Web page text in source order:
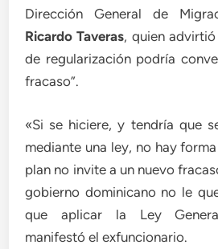
Dirección General de
Ricardo Taveras, quien
de regularización podría
fracaso”.
«Si se hiciere, y tendría que
mediante una ley, no hay
plan no invite a un nuevo
gobierno dominicano no le
que aplicar la Ley
manifestó el exfuncionario.